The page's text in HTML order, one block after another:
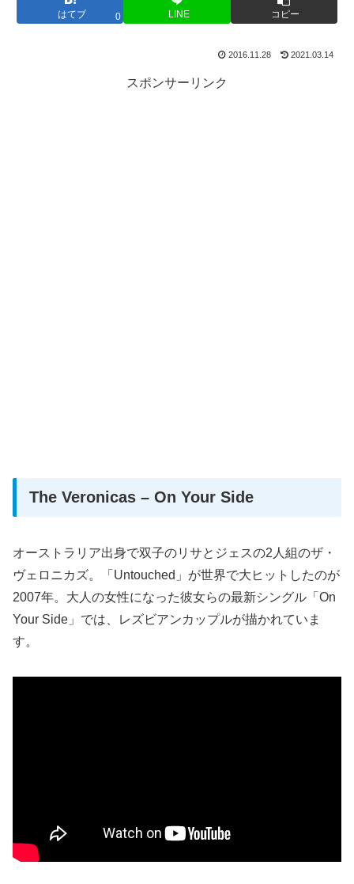
はてブ 0 LINE コピー
2016.11.28 2021.03.14
スポンサーリンク
The Veronicas – On Your Side
オーストラリア出身で双子のリサとジェスの2人組のザ・
ヴェロニカズ。「Untouched」が世界で大ヒットしたのが
2007年。大人の女性になった彼女らの最新シングル「On
Your Side」では、レズビアンカップルが描かれていま
す。